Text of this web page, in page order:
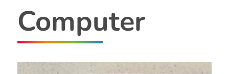
Computer